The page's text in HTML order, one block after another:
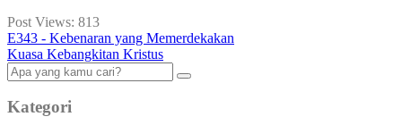
Post Views: 813
E343 - Kebenaran yang Memerdekakan
Kuasa Kebangkitan Kristus
Kategori